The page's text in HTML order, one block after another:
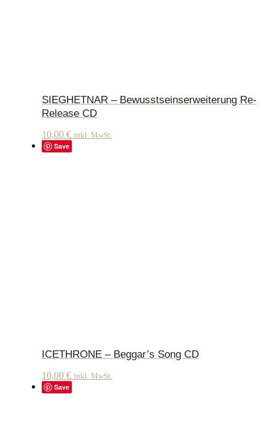
SIEGHETNAR – Bewusstseinserweiterung Re-
Release CD
10,00 € inkl. MwSt.
Save
ICETHRONE – Beggar’s Song CD
10,00 € inkl. MwSt.
Save